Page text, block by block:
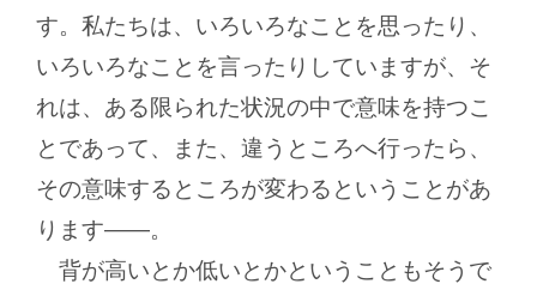
す。私たちは、いろいろなことを思ったり、
いろいろなことを言ったりしていますが、そ
れは、ある限られた状況の中で意味を持つこ
とであって、また、違うところへ行ったら、
その意味するところが変わるということがあ
ります―。
背が高いとか低いとかということもそうで